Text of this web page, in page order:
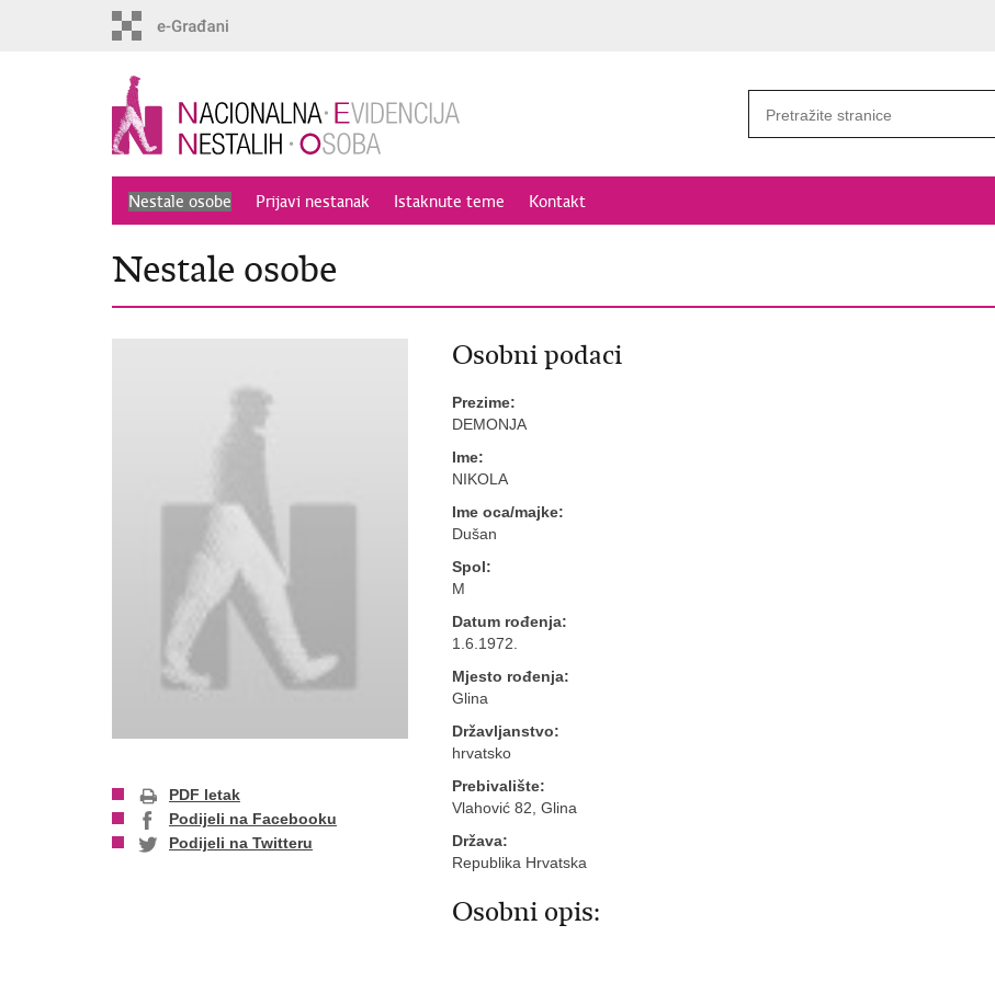
Nestale osobe Prijavi nestanak Istaknute teme Kontakt
Nestale osobe
PDF letak
Podijeli na Facebooku
Podijeli na Twitteru
Osobni podaci
Prezime:
DEMONJA
Ime:
NIKOLA
Ime oca/majke:
Dušan
Spol:
M
Datum rođenja:
1.6.1972.
Mjesto rođenja:
Glina
Državljanstvo:
hrvatsko
Prebivalište:
Vlahović 82, Glina
Država:
Republika Hrvatska
Osobni opis: